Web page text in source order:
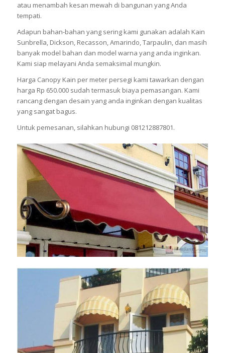
atau menambah kesan mewah di bangunan yang Anda
tempati.
Adapun bahan-bahan yang sering kami gunakan adalah Kain
Sunbrella, Dickson, Recasson, Amarindo, Tarpaulin, dan masih
banyak model bahan dan model warna yang anda inginkan.
Kami siap melayani Anda semaksimal mungkin.
Harga Canopy Kain per meter persegi kami tawarkan dengan
harga Rp 650.000 sudah termasuk biaya pemasangan. Kami
rancang dengan desain yang anda inginkan dengan kualitas
yang sangat bagus.
Untuk pemesanan, silahkan hubungi 081212887801.